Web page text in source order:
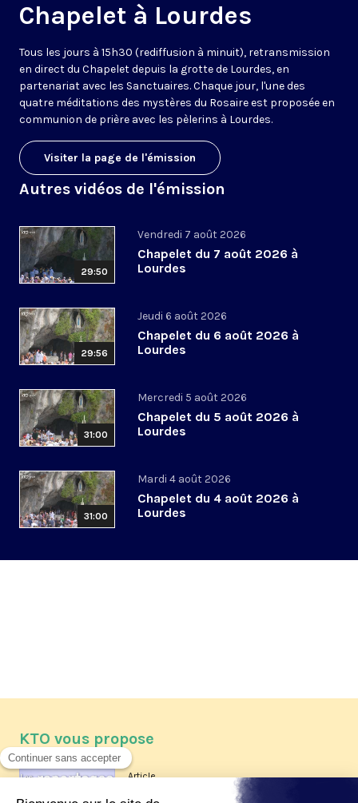
Chapelet à Lourdes
Tous les jours à 15h30 (rediffusion à minuit), retransmission
en direct du Chapelet depuis la grotte de Lourdes, en
partenariat avec les Sanctuaires. Chaque jour, l'une des
quatre méditations des mystères du Rosaire est proposée en
communion de prière avec les pèlerins à Lourdes.
Visiter la page de l'émission
Autres vidéos de l'émission
29:50
Vendredi 7 août 2026
Chapelet du 7 août 2026 à
Lourdes
29:56
Jeudi 6 août 2026
Chapelet du 6 août 2026 à
Lourdes
31:00
Mercredi 5 août 2026
Chapelet du 5 août 2026 à
Lourdes
31:00
Mardi 4 août 2026
Chapelet du 4 août 2026 à
Lourdes
KTO vous propose
Article
Les reportages d'été 2026 de KTO